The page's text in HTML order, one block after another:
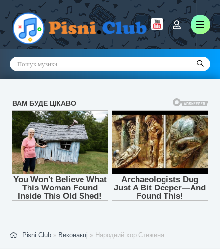
Pisni.Club » Виконавці » Народний хор Стежина